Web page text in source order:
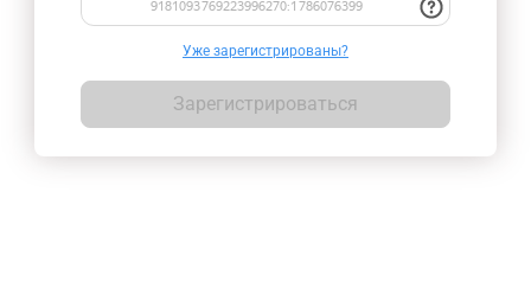
Уже зарегистрированы?
Зарегистрироваться